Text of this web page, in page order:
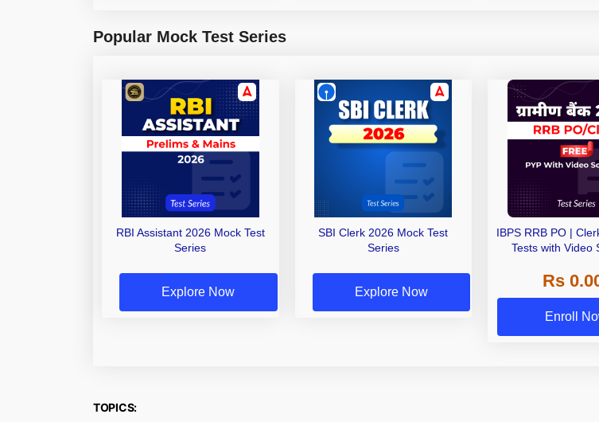
Popular Mock Test Series
RBI Assistant 2026 Mock Test
Series
Explore Now
SBI Clerk 2026 Mock Test
Series
Explore Now
IBPS RRB PO |
Tests with Video
Rs
Enroll
TOPICS: